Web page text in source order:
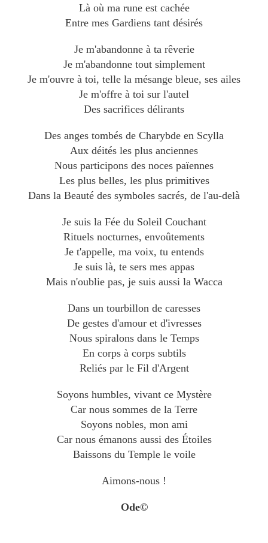
Là où ma rune est cachée
Entre mes Gardiens tant désirés
Je m'abandonne à ta rêverie
Je m'abandonne tout simplement
Je m'ouvre à toi, telle la mésange bleue, ses ailes
Je m'offre à toi sur l'autel
Des sacrifices délirants
Des anges tombés de Charybde en Scylla
Aux déités les plus anciennes
Nous participons des noces païennes
Les plus belles, les plus primitives
Dans la Beauté des symboles sacrés, de l'au-delà
Je suis la Fée du Soleil Couchant
Rituels nocturnes, envoûtements
Je t'appelle, ma voix, tu entends
Je suis là, te sers mes appas
Mais n'oublie pas, je suis aussi la Wacca
Dans un tourbillon de caresses
De gestes d'amour et d'ivresses
Nous spiralons dans le Temps
En corps à corps subtils
Reliés par le Fil d'Argent
Soyons humbles, vivant ce Mystère
Car nous sommes de la Terre
Soyons nobles, mon ami
Car nous émanons aussi des Étoiles
Baissons du Temple le voile
Aimons-nous !
Ode©